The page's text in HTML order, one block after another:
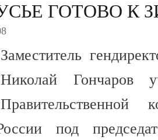
ГОТОВО К
Заместитель
Николай Гончаров
под